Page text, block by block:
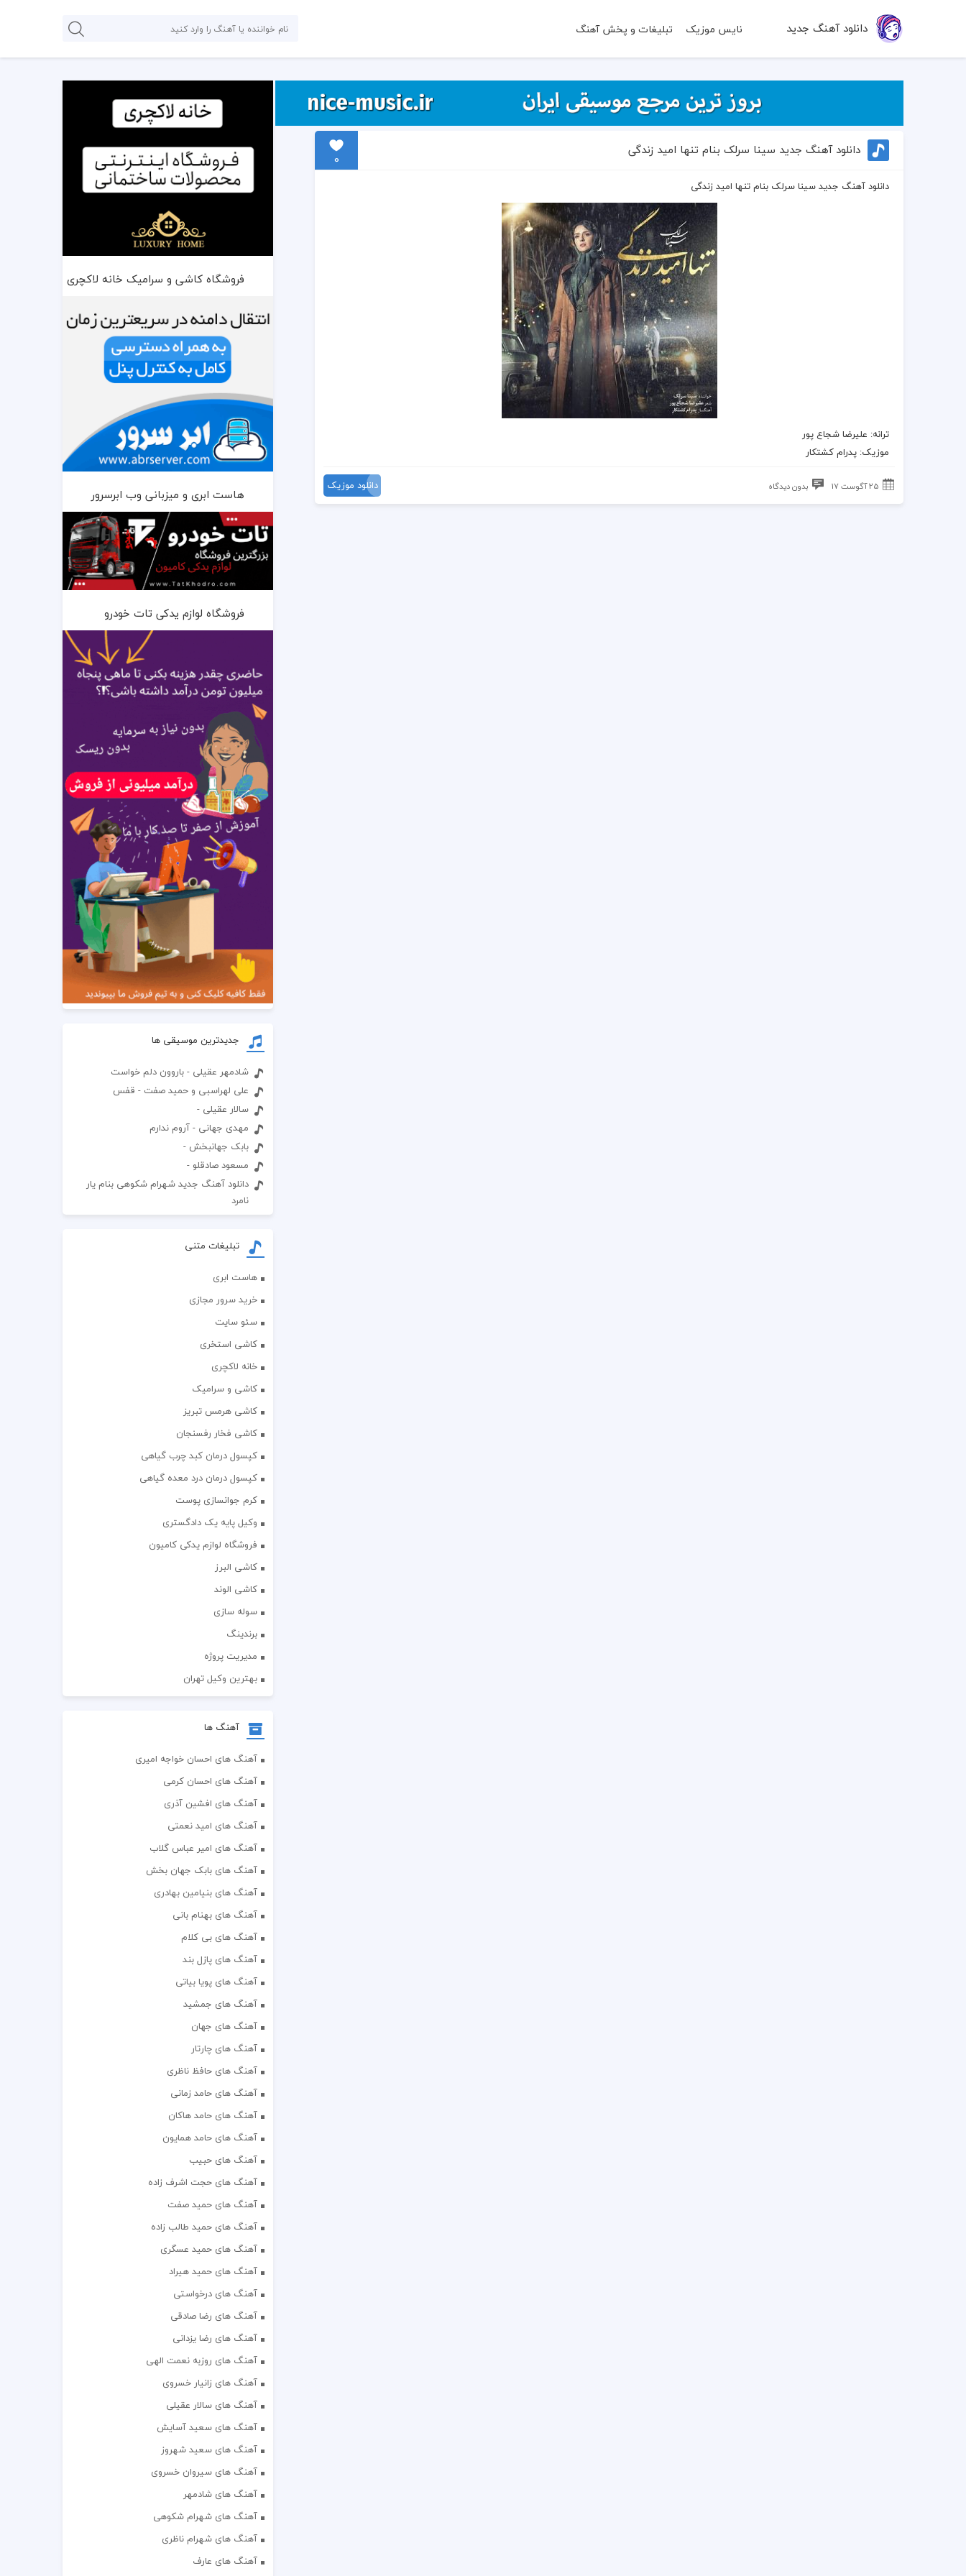
دانلود آهنگ جدید نایس موزیک تبلیغات و پخش آهنگ
دانلود آهنگ جدید سینا سرلک بنام تنها امید زندگی
0
دانلود آهنگ جدید سینا سرلک بنام تنها امید زندگی
ترانه: علیرضا شجاع پور
موزیک: پدرام کشتکار
25 آگوست 17 بدون دیدگاه دانلود موزیک
فروشگاه کاشی و سرامیک خانه لاکچری
هاست ابری و میزبانی وب ابرسرور
فروشگاه لوازم یدکی تات خودرو
جدیدترین موسیقی ها
شادمهر عقیلی - باروون دلم خواست
علی لهراسبی و حمید صفت - قفس
سالار عقیلی -
مهدی جهانی - آروم ندارم
بابک جهانبخش -
مسعود صادقلو -
دانلود آهنگ جدید شهرام شکوهی بنام یار
نامرد
تبلیغات متنی
هاست ابری
خرید سرور مجازی
سئو سایت
کاشی استخری
خانه لاکچری
کاشی و سرامیک
کاشی هرمس تبریز
کاشی فخار رفسنجان
کپسول درمان کبد چرب گیاهی
کپسول درمان درد معده گیاهی
کرم جوانسازی پوست
وکیل پایه یک دادگستری
فروشگاه لوازم یدکی کامیون
کاشی البرز
کاشی الوند
سوله سازی
برندینگ
مدیریت پروژه
بهترین وکیل تهران
آهنگ ها
آهنگ های احسان خواجه امیری
آهنگ های احسان کرمی
آهنگ های افشین آذری
آهنگ های امید نعمتی
آهنگ های امیر عباس گلاب
آهنگ های بابک جهان بخش
آهنگ های بنیامین بهادری
آهنگ های بهنام بانی
آهنگ های بی کلام
آهنگ های پازل بند
آهنگ های پویا بیاتی
آهنگ های جمشید
آهنگ های جهان
آهنگ های چارتار
آهنگ های حافظ ناظری
آهنگ های حامد زمانی
آهنگ های حامد هاکان
آهنگ های حامد همایون
آهنگ های حبیب
آهنگ های حجت اشرف زاده
آهنگ های حمید صفت
آهنگ های حمید طالب زاده
آهنگ های حمید عسگری
آهنگ های حمید هیراد
آهنگ های درخواستی
آهنگ های رضا صادقی
آهنگ های رضا یزدانی
آهنگ های روزبه نعمت الهی
آهنگ های زانیار خسروی
آهنگ های سالار عقیلی
آهنگ های سعید آسایش
آهنگ های سعید شهروز
آهنگ های سیروان خسروی
آهنگ های شادمهر
آهنگ های شهرام شکوهی
آهنگ های شهرام ناظری
آهنگ های عارف